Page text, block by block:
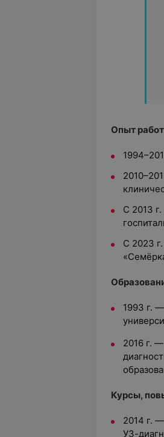
Опыт
С 2013
С 2023
1993 г.
2016 г.
Курсы,
2014 г.
УЗ-